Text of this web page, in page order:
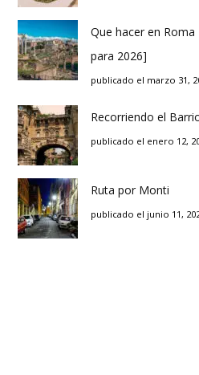
Que hacer en
para 2026]
publicado el marzo 31,
Recorriendo el
publicado el enero 12,
Ruta por Monti
publicado el junio 11,